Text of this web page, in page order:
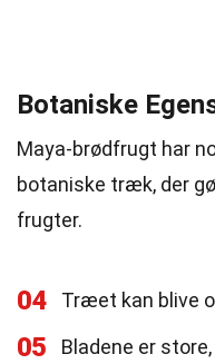
Botaniske
Maya-brødfrugt har
botaniske træk, der
frugter.
04 Træet kan blive
05 Bladene er